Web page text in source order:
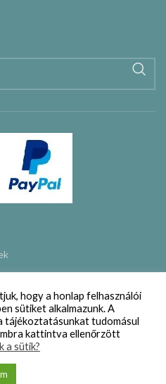
hogy a honlap felhasználói
sütiket alkalmazunk. A
tájékoztatásunkat tudomásul
kattintva ellenőrzött
a sütik?